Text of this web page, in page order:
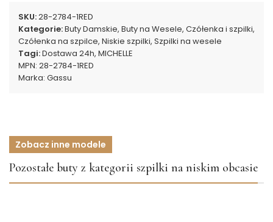
SKU:28-2784-1RED
Kategorie:Buty Damskie, Buty na Wesele, Czółenka i szpilki,
Czółenka na szpilce, Niskie szpilki, Szpilki na wesele
Tagi:Dostawa 24h, MICHELLE
MPN: 28-2784-1RED
Marka: Gassu
Zobacz inne modele
Pozostałe buty z kategorii szpilki na niskim obcasie